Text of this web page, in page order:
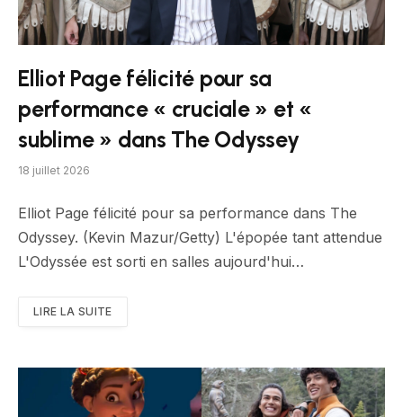
Elliot Page félicité pour sa
performance « cruciale » et «
sublime » dans The Odyssey
18 juillet 2026
Elliot Page félicité pour sa performance dans The
Odyssey. (Kevin Mazur/Getty) L'épopée tant attendue
L'Odyssée est sorti en salles aujourd'hui…
LIRE LA SUITE